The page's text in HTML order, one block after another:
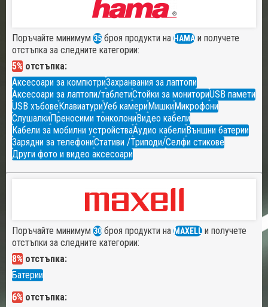
Поръчайте минимум 35 броя продукти на HAMA и получете
отстъпка за следните категории:
5% отстъпка:
Аксесоари за компютриЗахранвания за лаптопи
Аксесоари за лаптопи/таблетиСтойки за мониториUSB памети
USB хъбове КлавиатуриУеб камериМишкиМикрофони
СлушалкиПреносими тонколониВидео кабели
Кабели за мобилни устройстваАудио кабелиВъншни батерии
Зарядни за телефониСтативи /Триподи/Селфи стикове
Други фото и видео аксесоари
Поръчайте минимум 30 броя продукти на MAXELL и получете
отстъпки за следните категории:
8% отстъпка:
Батерии
6% отстъпка: